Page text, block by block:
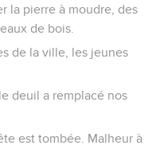
la pierre à moudre, des
de bois.
de la ville, les jeunes
deuil a remplacé nos
est tombée. Malheur à